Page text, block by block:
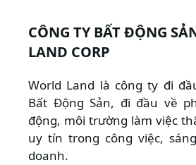
CÔNG TY BẤT ĐỘNG
LAND CORP
World Land là công ty đi
Bất Động Sản, đi đầu về
động, môi trường làm việc
uy tín trong công việc,
doanh.